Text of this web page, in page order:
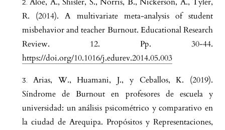
Aloe, A., Shisler, S., Norris, B., Nickerson, A., Tyler,
R. (2014). A multivariate meta-analysis of student
misbehavior and teacher Burnout. Educational Research
Review. 12. Pp. 30-44.
https://doi.org/10.1016/j.edurev.2014.05.003
Arias, W., Huamani, J., y Ceballos, K. (2019).
Síndrome de Burnout en profesores de escuela y
universidad: un análisis psicométrico y comparativo en
la ciudad de Arequipa. Propósitos y Representaciones,